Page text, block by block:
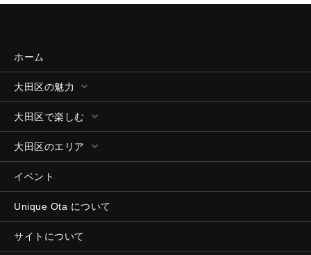
ホーム
大田区の魅力
大田区で楽しむ
大田区のエリア
イベント
Unique Ota について
サイトについて